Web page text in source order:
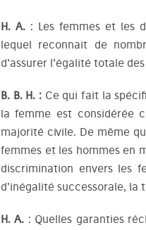
H. A. : Les femmes et les
lequel reconnait de
d’assurer l’égalité totale
B. B. H. :Ce qui fait la
la femme est considérée
majorité civile. De même
femmes et les hommes en
discrimination envers les
d’inégalité successorale, la
H. A. : Quelles garanties